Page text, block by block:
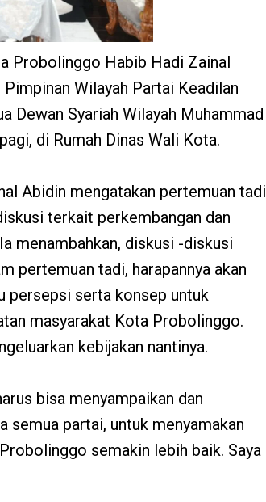
Probolinggo Habib Hadi Zainal
Wilayah Partai Keadilan
Dewan Syariah Wilayah Muhammad
di Rumah Dinas Wali Kota.
Abidin mengatakan pertemuan tadi
terkait perkembangan dan
menambahkan, diskusi -diskusi
pertemuan tadi, harapannya akan
persepsi serta konsep untuk
masyarakat Kota Probolinggo.
kebijakan nantinya.
bisa menyampaikan dan
semua partai, untuk menyamakan
semakin lebih baik. Saya